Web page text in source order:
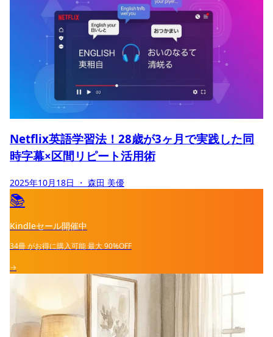
Netflix英語学習法！28歳が3ヶ月で実践した同
時字幕×区間リピート活用術
2025年10月18日 ・ 森田 美優
📚
Kindleセール開催中
34冊がお得に購入可能最大90%OFF
→